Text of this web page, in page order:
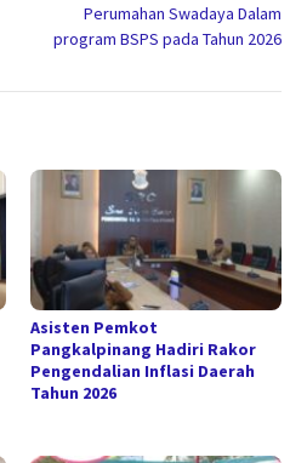
Perumahan Swadaya Dalam
program BSPS pada Tahun 2026
Asisten Pemkot
Pangkalpinang Hadiri Rakor
Pengendalian Inflasi Daerah
Tahun 2026